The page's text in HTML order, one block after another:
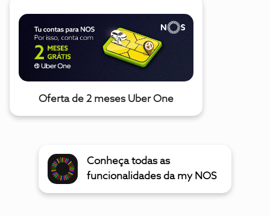
Oferta de 2 meses Uber One
Conheça todas as
funcionalidades da my NOS